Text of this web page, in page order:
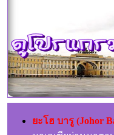
ยะโฮ บารู (Johor